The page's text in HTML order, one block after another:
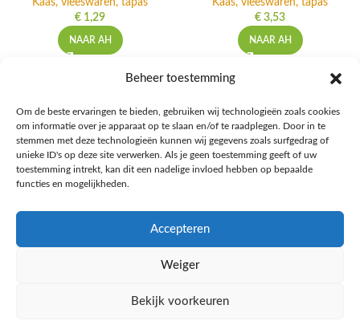
Beheer toestemming
Om de beste ervaringen te bieden, gebruiken wij technologieën zoals cookies
om informatie over je apparaat op te slaan en/of te raadplegen. Door in te
stemmen met deze technologieën kunnen wij gegevens zoals surfgedrag of
unieke ID's op deze site verwerken. Als je geen toestemming geeft of uw
toestemming intrekt, kan dit een nadelige invloed hebben op bepaalde
functies en mogelijkheden.
Accepteren
Weiger
Bekijk voorkeuren
Kaas, vleeswaren, tapas
€ 1,29
NAAR AH
Kaas, vleeswaren, tapas
€ 3,53
NAAR AH
Ontdek de beste keto-vriendelijke keuzes van Albert Heijn, verrijk je
kennis met onze diepgaande blogs over het keto-dieet, en deel jouw
favoriete keto recepten in onze bruisende online gemeenschap!
Ketomaaltijd.nl 2025